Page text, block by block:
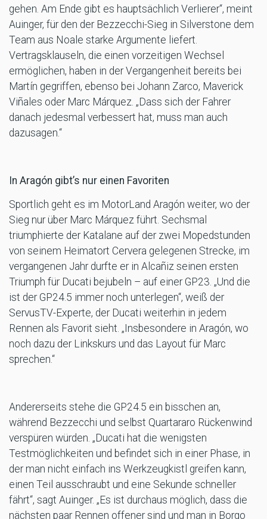
gehen. Am Ende gibt es hauptsächlich Verlierer“, meint
Auinger, für den der Bezzecchi-Sieg in Silverstone dem
Team aus Noale starke Argumente liefert.
Vertragsklauseln, die einen vorzeitigen Wechsel
ermöglichen, haben in der Vergangenheit bereits bei
Martín gegriffen, ebenso bei Johann Zarco, Maverick
Viñales oder Marc Márquez. „Dass sich der Fahrer
danach jedesmal verbessert hat, muss man auch
dazusagen.“
In Aragón gibt’s nur einen Favoriten
Sportlich geht es im MotorLand Aragón weiter, wo der
Sieg nur über Marc Márquez führt. Sechsmal
triumphierte der Katalane auf der zwei Mopedstunden
von seinem Heimatort Cervera gelegenen Strecke, im
vergangenen Jahr durfte er in Alcañiz seinen ersten
Triumph für Ducati bejubeln – auf einer GP23. „Und die
ist der GP24.5 immer noch unterlegen“, weiß der
ServusTV-Experte, der Ducati weiterhin in jedem
Rennen als Favorit sieht. „Insbesondere in Aragón, wo
noch dazu der Linkskurs und das Layout für Marc
sprechen.“
Andererseits stehe die GP24.5 ein bisschen an,
während Bezzecchi und selbst Quartararo Rückenwind
verspüren würden. „Ducati hat die wenigsten
Testmöglichkeiten und befindet sich in einer Phase, in
der man nicht einfach ins Werkzeugkistl greifen kann,
einen Teil ausschraubt und eine Sekunde schneller
fährt“, sagt Auinger. „Es ist durchaus möglich, dass die
nächsten paar Rennen offener sind und man in Borgo